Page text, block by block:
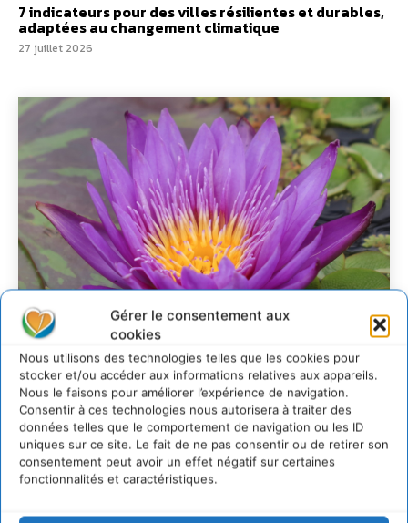
Gérer le consentement aux
cookies
Nous utilisons des technologies telles que les cookies pour
stocker et/ou accéder aux informations relatives aux appareils.
Nous le faisons pour améliorer l’expérience de navigation.
Consentir à ces technologies nous autorisera à traiter des
données telles que le comportement de navigation ou les ID
uniques sur ce site. Le fait de ne pas consentir ou de retirer son
consentement peut avoir un effet négatif sur certaines
fonctionnalités et caractéristiques.
7 indicateurs pour des villes résilientes et durables,
adaptées au changement climatique
27 juillet 2026
Transformer les
territoires par le
dialogue et la
coopération avec un